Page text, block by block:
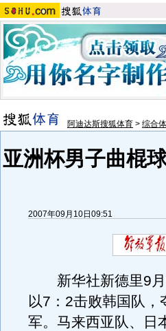
阿迪达斯搜狐体育 > 综合
亚洲杯男子曲棍
2007年09月10日09:51
新华社新德里9月
以7：2击败韩国队
军。马来西亚队、日